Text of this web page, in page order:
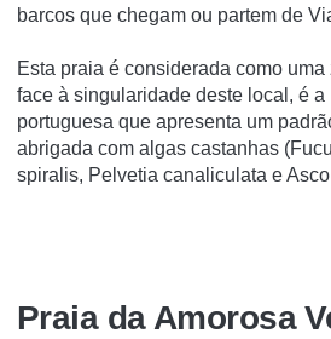
barcos que chegam ou partem de
Esta praia é considerada como
face à singularidade deste local, é
portuguesa que apresenta um
abrigada com algas castanhas
spiralis, Pelvetia canaliculata e
Praia da Amorosa